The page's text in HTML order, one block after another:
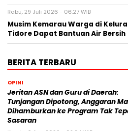
Rabu, 29 Juli 2026 - 06:27 WIB
Musim Kemarau Warga di
Tidore Dapat Bantuan Air Bersih
BERITA TERBARU
OPINI
Jeritan ASN dan Guru di Daerah:
Tunjangan Dipotong, Anggaran
Dihamburkan ke Program Tak
Sasaran